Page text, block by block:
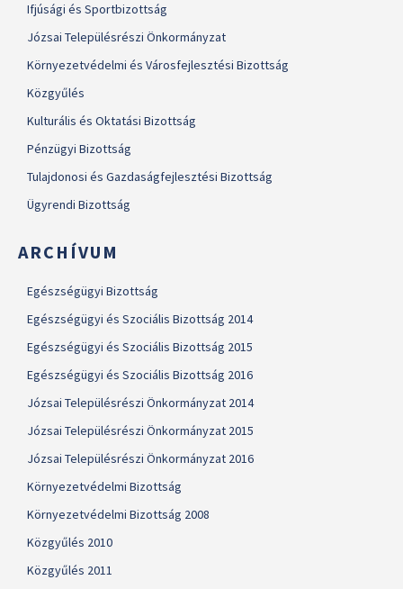
Ifjúsági és Sportbizottság
Józsai Településrészi Önkormányzat
Környezetvédelmi és Városfejlesztési Bizottság
Közgyűlés
Kulturális és Oktatási Bizottság
Pénzügyi Bizottság
Tulajdonosi és Gazdaságfejlesztési Bizottság
Ügyrendi Bizottság
ARCHÍVUM
Egészségügyi Bizottság
Egészségügyi és Szociális Bizottság 2014
Egészségügyi és Szociális Bizottság 2015
Egészségügyi és Szociális Bizottság 2016
Józsai Településrészi Önkormányzat 2014
Józsai Településrészi Önkormányzat 2015
Józsai Településrészi Önkormányzat 2016
Környezetvédelmi Bizottság
Környezetvédelmi Bizottság 2008
Közgyűlés 2010
Közgyűlés 2011